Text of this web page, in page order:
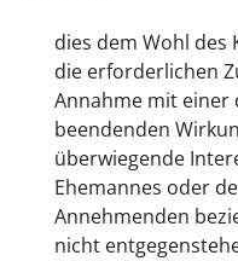
dies dem Wohl des
die erforderlichen
Annahme mit einer
beendenden
überwiegende
Ehemannes oder
Annehmenden
nicht